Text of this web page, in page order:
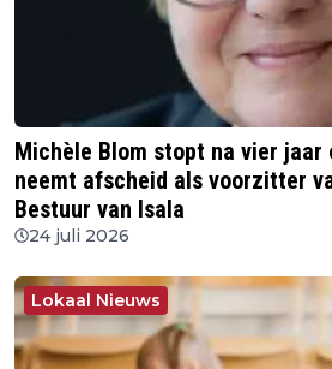
Michèle Blom stopt na vier jaar
neemt afscheid als voorzitter
Bestuur van Isala
24 juli 2026
Lokaal Nieuws